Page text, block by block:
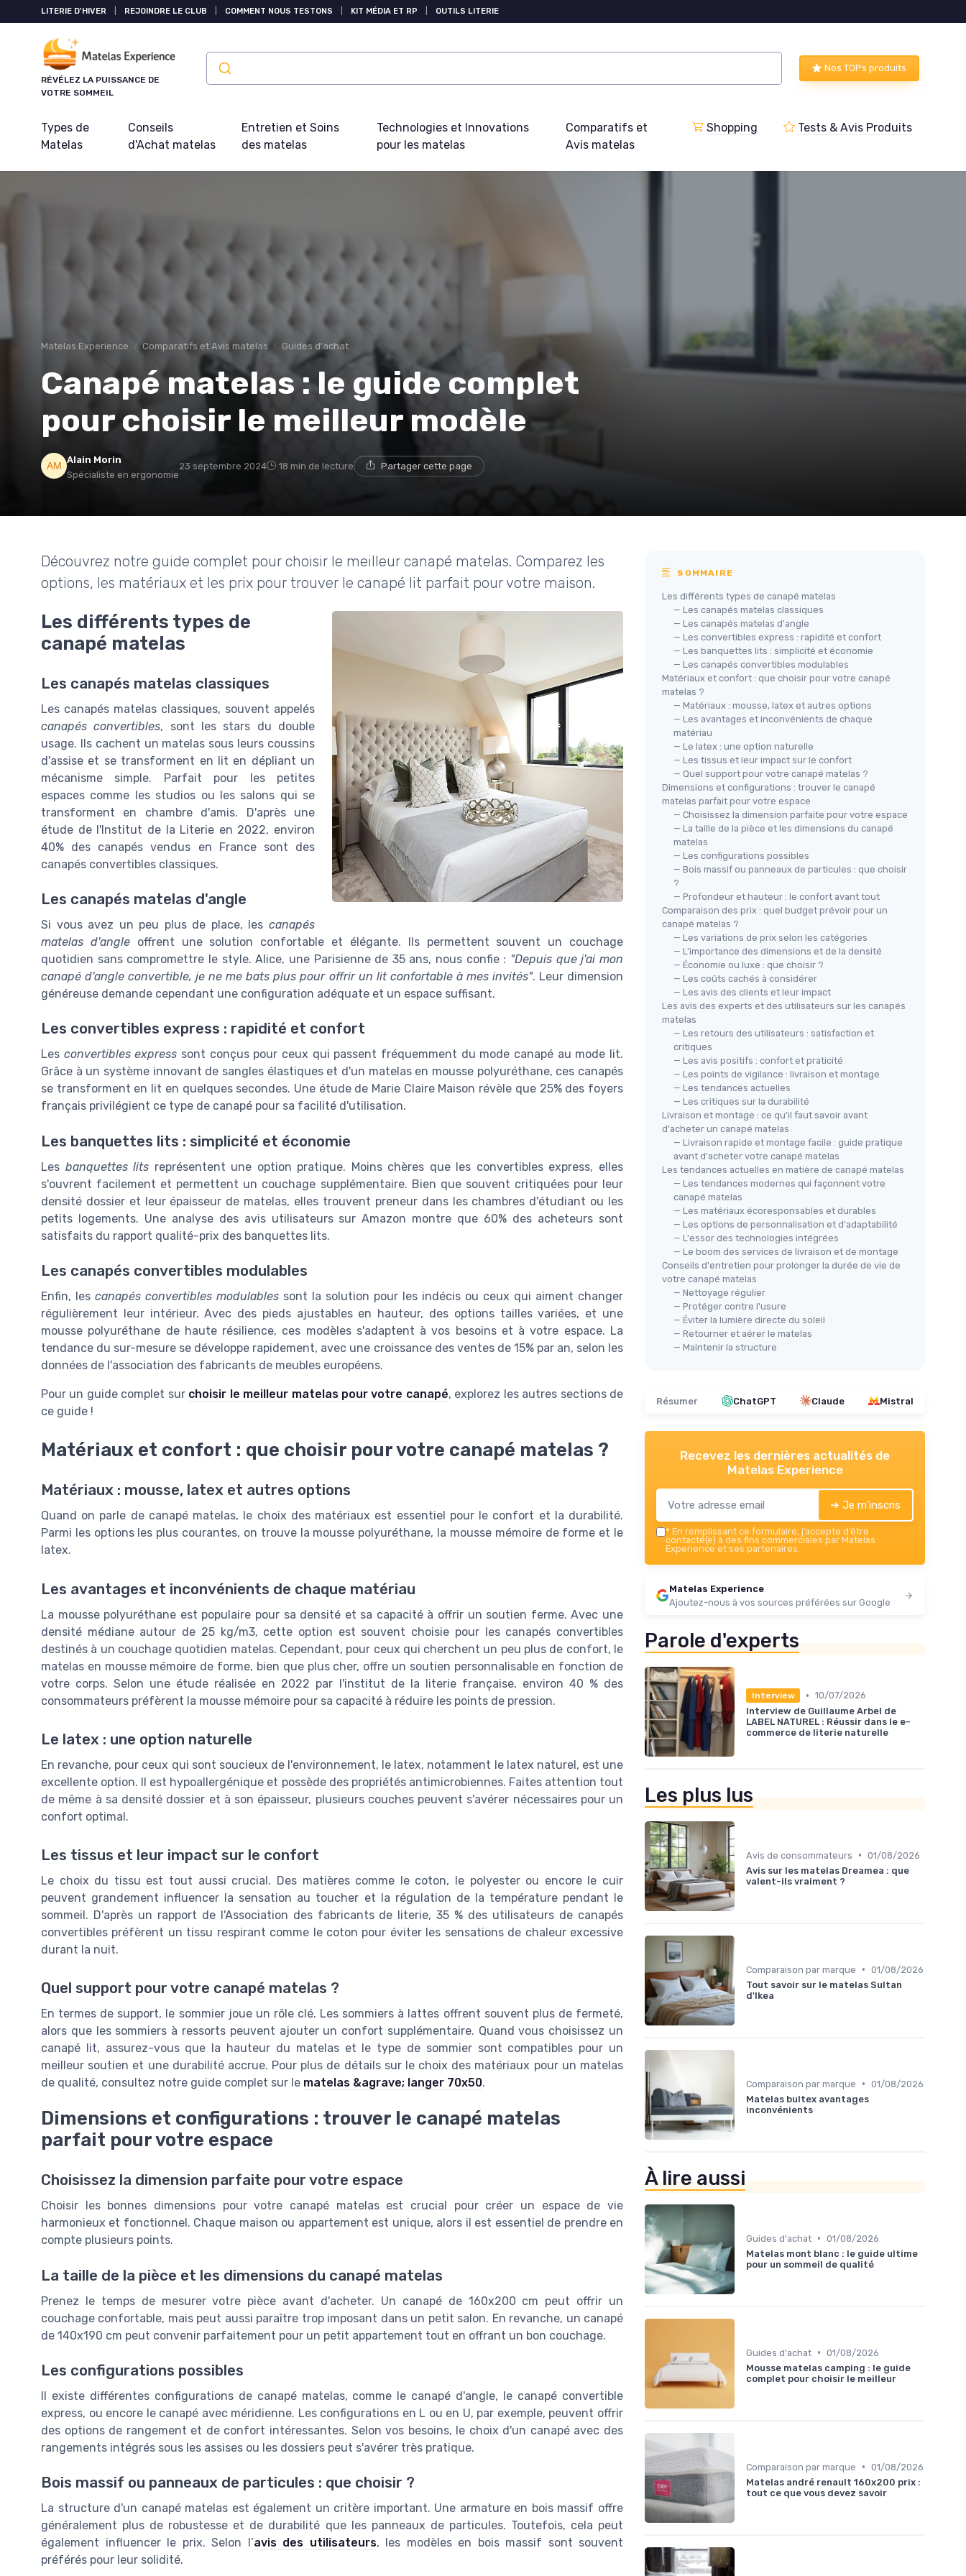
LITERIE D'HIVER REJOINDRE LE CLUB COMMENT NOUS TESTONS KIT MÉDIA ET RP OUTILS LITERIE
RÉVÉLEZ LA PUISSANCE DE
VOTRE SOMMEIL
Nos TOPs produits
Types de
Matelas
Conseils
d'Achat matelas
Entretien et Soins
des matelas
Technologies et Innovations
pour les matelas
Comparatifs et
Avis matelas
Shopping Tests & Avis Produits
Matelas Experience Comparatifs et Avis matelas Guides d'achat
Canapé matelas : le guide complet
pour choisir le meilleur modèle
Alain Morin
Spécialiste en ergonomie
23 septembre 2024 18 min de lecture Partager cette page
Découvrez notre guide complet pour choisir le meilleur canapé matelas. Comparez les
options, les matériaux et les prix pour trouver le canapé lit parfait pour votre maison.
Les différents types de
canapé matelas
Les canapés matelas classiques
Les canapés matelas classiques, souvent appelés
canapés convertibles, sont les stars du double
usage. Ils cachent un matelas sous leurs coussins
d'assise et se transforment en lit en dépliant un
mécanisme simple. Parfait pour les petites
espaces comme les studios ou les salons qui se
transforment en chambre d'amis. D'après une
étude de l'Institut de la Literie en 2022, environ
40% des canapés vendus en France sont des
canapés convertibles classiques.
Les canapés matelas d'angle
Si vous avez un peu plus de place, les canapés
matelas d'angleoffrent une solution confortable et élégante. Ils permettent souvent un couchage
quotidien sans compromettre le style. Alice, une Parisienne de 35 ans, nous confie : "Depuis que j'ai mon
canapé d'angle convertible, je ne me bats plus pour offrir un lit confortable à mes invités". Leur dimension
généreuse demande cependant une configuration adéquate et un espace suffisant.
Les convertibles express : rapidité et confort
Les convertibles express sont conçus pour ceux qui passent fréquemment du mode canapé au mode lit.
Grâce à un système innovant de sangles élastiques et d'un matelas en mousse polyuréthane, ces canapés
se transforment en lit en quelques secondes. Une étude de Marie Claire Maison révèle que 25% des foyers
français privilégient ce type de canapé pour sa facilité d'utilisation.
Les banquettes lits : simplicité et économie
Les banquettes lits représentent une option pratique. Moins chères que les convertibles express, elles
s'ouvrent facilement et permettent un couchage supplémentaire. Bien que souvent critiquées pour leur
densité dossier et leur épaisseur de matelas, elles trouvent preneur dans les chambres d'étudiant ou les
petits logements. Une analyse des avis utilisateurs sur Amazon montre que 60% des acheteurs sont
satisfaits du rapport qualité-prix des banquettes lits.
Les canapés convertibles modulables
Enfin, les canapés convertibles modulables sont la solution pour les indécis ou ceux qui aiment changer
régulièrement leur intérieur. Avec des pieds ajustables en hauteur, des options tailles variées, et une
mousse polyuréthane de haute résilience, ces modèles s'adaptent à vos besoins et à votre espace. La
tendance du sur-mesure se développe rapidement, avec une croissance des ventes de 15% par an, selon les
données de l'association des fabricants de meubles européens.
Pour un guide complet sur choisir le meilleur matelas pour votre canapé, explorez les autres sections de
ce guide !
Matériaux et confort : que choisir pour votre canapé matelas ?
Matériaux : mousse, latex et autres options
Quand on parle de canapé matelas, le choix des matériaux est essentiel pour le confort et la durabilité.
Parmi les options les plus courantes, on trouve la mousse polyuréthane, la mousse mémoire de forme et le
latex.
Les avantages et inconvénients de chaque matériau
La mousse polyuréthane est populaire pour sa densité et sa capacité à offrir un soutien ferme. Avec une
densité médiane autour de 25 kg/m3, cette option est souvent choisie pour les canapés convertibles
destinés à un couchage quotidien matelas. Cependant, pour ceux qui cherchent un peu plus de confort, le
matelas en mousse mémoire de forme, bien que plus cher, offre un soutien personnalisable en fonction de
votre corps. Selon une étude réalisée en 2022 par l'institut de la literie française, environ 40 % des
consommateurs préfèrent la mousse mémoire pour sa capacité à réduire les points de pression.
Le latex : une option naturelle
En revanche, pour ceux qui sont soucieux de l'environnement, le latex, notamment le latex naturel, est une
excellente option. Il est hypoallergénique et possède des propriétés antimicrobiennes. Faites attention tout
de même à sa densité dossier et à son épaisseur, plusieurs couches peuvent s'avérer nécessaires pour un
confort optimal.
Les tissus et leur impact sur le confort
Le choix du tissu est tout aussi crucial. Des matières comme le coton, le polyester ou encore le cuir
peuvent grandement influencer la sensation au toucher et la régulation de la température pendant le
sommeil. D'après un rapport de l'Association des fabricants de literie, 35 % des utilisateurs de canapés
convertibles préfèrent un tissu respirant comme le coton pour éviter les sensations de chaleur excessive
durant la nuit.
Quel support pour votre canapé matelas ?
En termes de support, le sommier joue un rôle clé. Les sommiers à lattes offrent souvent plus de fermeté,
alors que les sommiers à ressorts peuvent ajouter un confort supplémentaire. Quand vous choisissez un
canapé lit, assurez-vous que la hauteur du matelas et le type de sommier sont compatibles pour un
meilleur soutien et une durabilité accrue. Pour plus de détails sur le choix des matériaux pour un matelas
de qualité, consultez notre guide complet sur le matelas &agrave; langer 70x50.
Dimensions et configurations : trouver le canapé matelas
parfait pour votre espace
Choisissez la dimension parfaite pour votre espace
Choisir les bonnes dimensions pour votre canapé matelas est crucial pour créer un espace de vie
harmonieux et fonctionnel. Chaque maison ou appartement est unique, alors il est essentiel de prendre en
compte plusieurs points.
La taille de la pièce et les dimensions du canapé matelas
Prenez le temps de mesurer votre pièce avant d'acheter. Un canapé de 160x200 cm peut offrir un
couchage confortable, mais peut aussi paraître trop imposant dans un petit salon. En revanche, un canapé
de 140x190 cm peut convenir parfaitement pour un petit appartement tout en offrant un bon couchage.
Les configurations possibles
Il existe différentes configurations de canapé matelas, comme le canapé d'angle, le canapé convertible
express, ou encore le canapé avec méridienne. Les configurations en L ou en U, par exemple, peuvent offrir
des options de rangement et de confort intéressantes. Selon vos besoins, le choix d'un canapé avec des
rangements intégrés sous les assises ou les dossiers peut s'avérer très pratique.
Bois massif ou panneaux de particules : que choisir ?
La structure d'un canapé matelas est également un critère important. Une armature en bois massif offre
généralement plus de robustesse et de durabilité que les panneaux de particules. Toutefois, cela peut
également influencer le prix. Selon l’avis des utilisateurs, les modèles en bois massif sont souvent
préférés pour leur solidité.
SOMMAIRE
Les différents types de canapé matelas
— Les canapés matelas classiques
— Les canapés matelas d'angle
— Les convertibles express : rapidité et confort
— Les banquettes lits : simplicité et économie
— Les canapés convertibles modulables
Matériaux et confort : que choisir pour votre canapé
matelas ?
— Matériaux : mousse, latex et autres options
— Les avantages et inconvénients de chaque
matériau
— Le latex : une option naturelle
— Les tissus et leur impact sur le confort
— Quel support pour votre canapé matelas ?
Dimensions et configurations : trouver le canapé
matelas parfait pour votre espace
— Choisissez la dimension parfaite pour votre espace
— La taille de la pièce et les dimensions du canapé
matelas
— Les configurations possibles
— Bois massif ou panneaux de particules : que choisir
?
— Profondeur et hauteur : le confort avant tout
Comparaison des prix : quel budget prévoir pour un
canapé matelas ?
— Les variations de prix selon les catégories
— L'importance des dimensions et de la densité
— Économie ou luxe : que choisir ?
— Les coûts cachés à considérer
— Les avis des clients et leur impact
Les avis des experts et des utilisateurs sur les canapés
matelas
— Les retours des utilisateurs : satisfaction et
critiques
— Les avis positifs : confort et praticité
— Les points de vigilance : livraison et montage
— Les tendances actuelles
— Les critiques sur la durabilité
Livraison et montage : ce qu'il faut savoir avant
d'acheter un canapé matelas
— Livraison rapide et montage facile : guide pratique
avant d'acheter votre canapé matelas
Les tendances actuelles en matière de canapé matelas
— Les tendances modernes qui façonnent votre
canapé matelas
— Les matériaux écoresponsables et durables
— Les options de personnalisation et d'adaptabilité
— L'essor des technologies intégrées
— Le boom des services de livraison et de montage
Conseils d'entretien pour prolonger la durée de vie de
votre canapé matelas
— Nettoyage régulier
— Protéger contre l'usure
— Éviter la lumière directe du soleil
— Retourner et aérer le matelas
— Maintenir la structure
Résumer ChatGPT Claude Mistral
Recevez les dernières actualités de
Matelas Experience
➔ Je m'inscris
* En remplissant ce formulaire, j’accepte d’être
contacté(e) à des fins commerciales par Matelas
Experience et ses partenaires.
Matelas Experience
Ajoutez-nous à vos sources préférées sur Google
Parole d'experts
Interview • 10/07/2026
Interview de Guillaume Arbel de
LABEL NATUREL : Réussir dans le e-
commerce de literie naturelle
Les plus lus
Avis de consommateurs • 01/08/2026
Avis sur les matelas Dreamea : que
valent-ils vraiment ?
Comparaison par marque • 01/08/2026
Tout savoir sur le matelas Sultan
d'Ikea
Comparaison par marque • 01/08/2026
Matelas bultex avantages
inconvénients
À lire aussi
Guides d'achat • 01/08/2026
Matelas mont blanc : le guide ultime
pour un sommeil de qualité
Guides d'achat • 01/08/2026
Mousse matelas camping : le guide
complet pour choisir le meilleur
Comparaison par marque • 01/08/2026
Matelas andré renault 160x200 prix :
tout ce que vous devez savoir
Panneau de gestion des cookies